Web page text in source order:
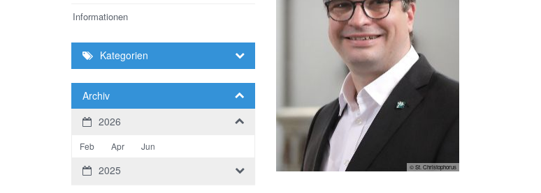
© St. Christophorus
Informationen
Kategorien
Archiv
2026
Feb Apr Jun
2025